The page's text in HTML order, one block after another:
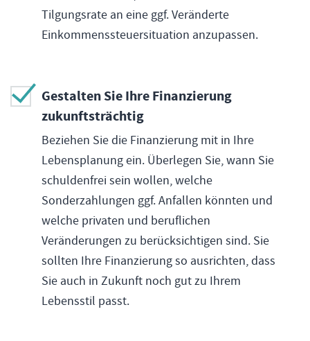
Tilgungsrate an eine ggf. Veränderte
Einkommenssteuersituation anzupassen.
Gestalten Sie Ihre Finanzierung
zukunftsträchtig
Beziehen Sie die Finanzierung mit in Ihre
Lebensplanung ein. Überlegen Sie, wann Sie
schuldenfrei sein wollen, welche
Sonderzahlungen ggf. Anfallen könnten und
welche privaten und beruflichen
Veränderungen zu berücksichtigen sind. Sie
sollten Ihre Finanzierung so ausrichten, dass
Sie auch in Zukunft noch gut zu Ihrem
Lebensstil passt.